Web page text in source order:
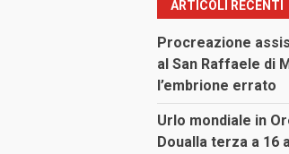
ARTICOLI RECENTI
Procreazione
al San Raffaele di
l’embrione errato
Urlo mondiale in
Doualla terza a 16